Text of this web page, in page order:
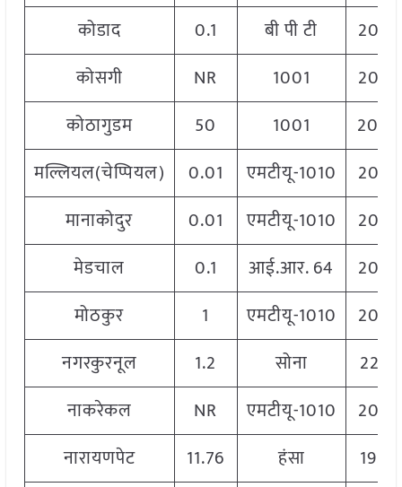
कोडाद
0.1 बी पी टी
2060
कोसगी
NR 1001
2060
कोठागुडम
50 1001
2000
मल्लियल(चेप्पियल)
0.01 एमटीयू-1010
2060
मानाकोदुर
0.01 एमटीयू-1010
2060
मेडचाल
0.1 आई.आर. 64
2060
मोठकुर
1 एमटीयू-1010
2060
नगरकुरनूल
1.2 सोना
2288
नाकरेकल
NR एमटीयू-1010
2060
नारायणपेट
11.76 हंसा
1920